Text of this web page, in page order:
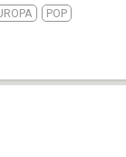
POP